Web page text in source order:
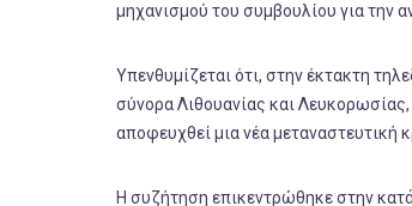
μηχανισμού του συμβουλίου για την
Υπενθυμίζεται ότι, στην έκτακτη
σύνορα Λιθουανίας και
αποφευχθεί μια νέα μεταναστευτική
Η συζήτηση επικεντρώθηκε στην